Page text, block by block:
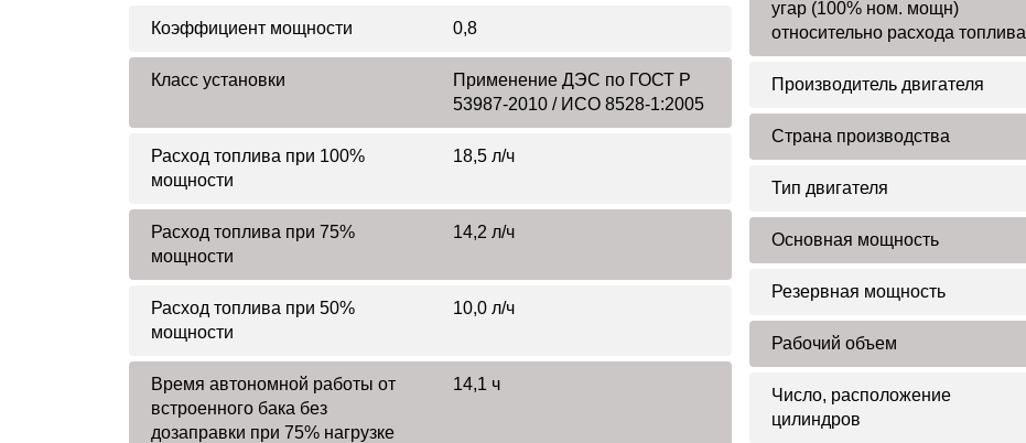
Коэффициент мощности 0,8
Класс установки
Применение ДЭС по ГОСТ Р
53987-2010 / ИСО 8528-1:2005
Расход топлива при 100%
мощности
18,5 л/ч
Расход топлива при 75%
мощности
14,2 л/ч
Расход топлива при 50%
мощности
10,0 л/ч
Время автономной работы от
встроенного бака без
дозаправки при 75% нагрузке
14,1 ч
угар (100% ном. мощн)
относительно расхода топлива
Производитель двигателя
Страна производства
Тип двигателя
Основная мощность
Резервная мощность
Рабочий объем
Число, расположение
цилиндров